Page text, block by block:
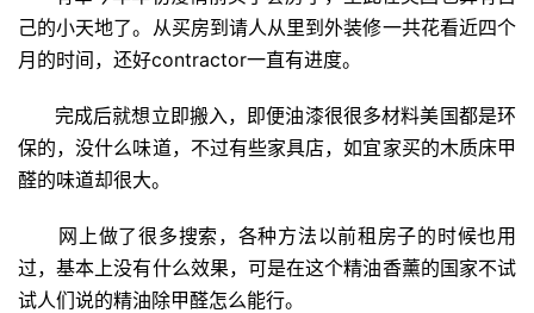
己的小天地了。从买房到请人从里到外装修一共花看近四个
月的时间，还好contractor一直有进度。
完成后就想立即搬入，即便油漆很很多材料美国都是环
保的，没什么味道，不过有些家具店，如宜家买的木质床甲
醛的味道却很大。
网上做了很多搜索，各种方法以前租房子的时候也用
过，基本上没有什么效果，可是在这个精油香薰的国家不试
试人们说的精油除甲醛怎么能行。